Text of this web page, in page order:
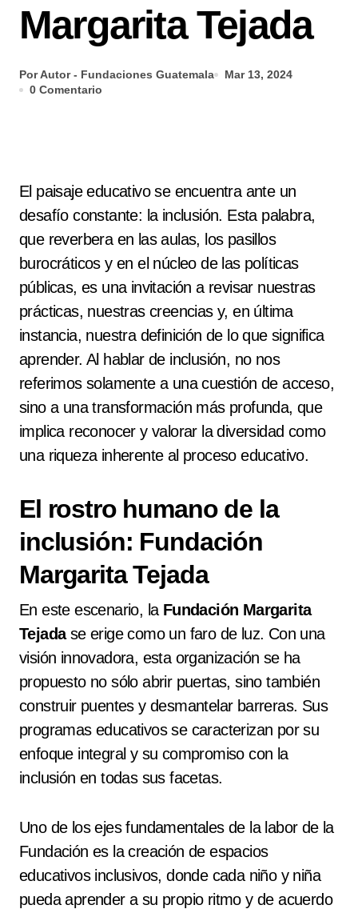
Margarita Tejada
Por Autor - Fundaciones Guatemala
Mar 13, 2024
0 Comentario
El paisaje educativo se encuentra ante un
desafío constante: la inclusión. Esta palabra,
que reverbera en las aulas, los pasillos
burocráticos y en el núcleo de las políticas
públicas, es una invitación a revisar nuestras
prácticas, nuestras creencias y, en última
instancia, nuestra definición de lo que significa
aprender. Al hablar de inclusión, no nos
referimos solamente a una cuestión de acceso,
sino a una transformación más profunda, que
implica reconocer y valorar la diversidad como
una riqueza inherente al proceso educativo.
El rostro humano de la
inclusión: Fundación
Margarita Tejada
En este escenario, la Fundación Margarita
Tejadase erige como un faro de luz. Con una
visión innovadora, esta organización se ha
propuesto no sólo abrir puertas, sino también
construir puentes y desmantelar barreras. Sus
programas educativos se caracterizan por su
enfoque integral y su compromiso con la
inclusión en todas sus facetas.
Uno de los ejes fundamentales de la labor de la
Fundación es la creación de espacios
educativos inclusivos, donde cada niño y niña
pueda aprender a su propio ritmo y de acuerdo